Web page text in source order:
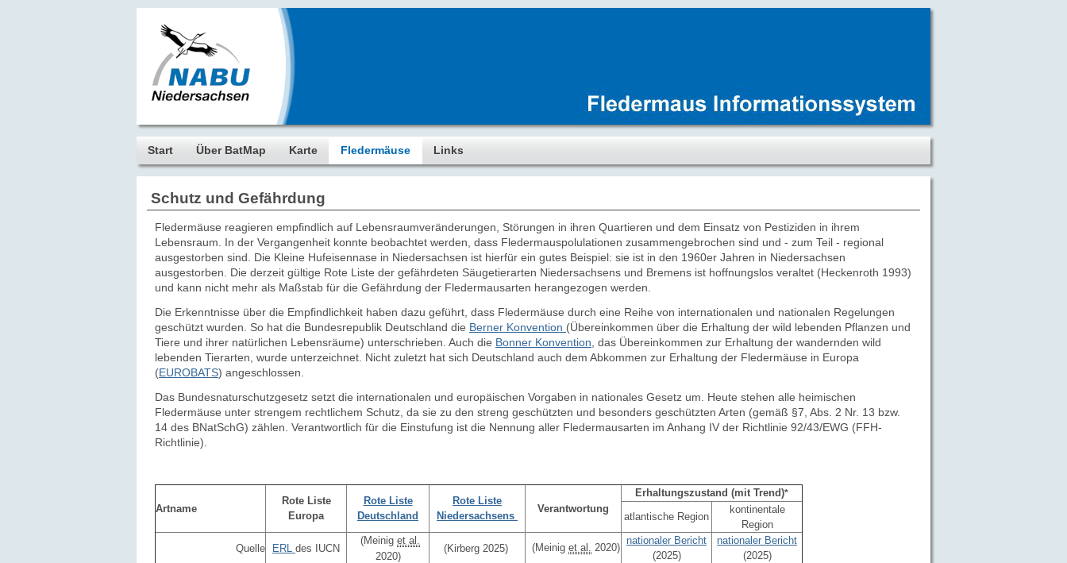
Start Über BatMap Karte Fledermäuse Links
Schutz und Gefährdung
Fledermäuse reagieren empfindlich auf Lebensraumveränderungen, Störungen in ihren Quartieren und dem Einsatz von Pestiziden in ihrem
Lebensraum. In der Vergangenheit konnte beobachtet werden, dass Fledermauspolulationen zusammengebrochen sind und - zum Teil - regional
ausgestorben sind. Die Kleine Hufeisennase in Niedersachsen ist hierfür ein gutes Beispiel: sie ist in den 1960er Jahren in Niedersachsen
ausgestorben. Die derzeit gültige Rote Liste der gefährdeten Säugetierarten Niedersachsens und Bremens ist hoffnungslos veraltet (Heckenroth 1993)
und kann nicht mehr als Maßstab für die Gefährdung der Fledermausarten herangezogen werden.
Die Erkenntnisse über die Empfindlichkeit haben dazu geführt, dass Fledermäuse durch eine Reihe von internationalen und nationalen Regelungen
geschützt wurden. So hat die Bundesrepublik Deutschland die Berner Konvention (Übereinkommen über die Erhaltung der wild lebenden Pflanzen und
Tiere und ihrer natürlichen Lebensräume) unterschrieben. Auch die Bonner Konvention , das Übereinkommen zur Erhaltung der wandernden wild
lebenden Tierarten, wurde unterzeichnet. Nicht zuletzt hat sich Deutschland auch dem Abkommen zur Erhaltung der Fledermäuse in Europa
(EUROBATS) angeschlossen.
Das Bundesnaturschutzgesetz setzt die internationalen und europäischen Vorgaben in nationales Gesetz um. Heute stehen alle heimischen
Fledermäuse unter strengem rechtlichem Schutz , da sie zu den streng geschützten und besonders geschützten Arten (gemäß §7, Abs. 2 Nr. 13 bzw.
14 des BNatSchG) zählen. Verantwortlich für die Einstufung ist die Nennung aller Fledermausarten im Anhang IV der Richtlinie 92/43/EWG (FFH-
Richtlinie).
Artname
Rote Liste
Europa
Rote Liste
Deutschland
Rote Liste
Niedersachsens
Verantwortung
Erhaltungszustand (mit Trend)*
atlantische Region
kontinentale
Region
Quelle
ERL des IUCN
(Meinig et al.
2020)
(Kirberg 2025) (Meinig et al. 2020)
nationaler Bericht
(2025)
nationaler Bericht
(2025)